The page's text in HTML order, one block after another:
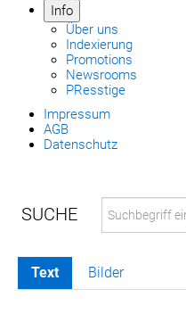
Info
Über uns
Indexierung
Promotions
Newsrooms
PResstige
Impressum
AGB
Datenschutz
MELDUNGEN
Text Bilder